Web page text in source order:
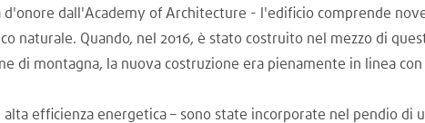
d'onore dall'Academy of Architecture - l'edificio comprende
naturale. Quando, nel 2016, è stato costruito nel mezzo di
di montagna, la nuova costruzione era pienamente in linea
alta efficienza energetica – sono state incorporate nel pendio di